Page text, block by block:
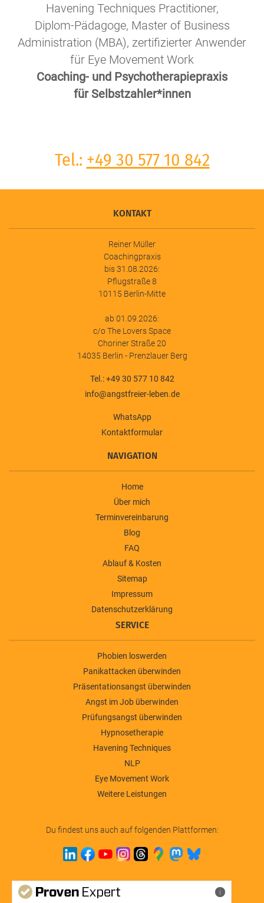
Havening Techniques Practitioner,
Diplom-Pädagoge, Master of Business
Administration (MBA), zertifizierter Anwender
für Eye Movement Work
Coaching- und Psychotherapiepraxis
für Selbstzahler*innen
Tel.: +49 30 577 10 842
KONTAKT
Reiner Müller
Coachingpraxis
bis 31.08.2026:
Pflugstraße 8
10115 Berlin-Mitte
ab 01.09.2026:
c/o The Lovers Space
Choriner Straße 20
14035 Berlin - Prenzlauer Berg
Tel.: +49 30 577 10 842
info@angstfreier-leben.de
WhatsApp
Kontaktformular
NAVIGATION
Home
Über mich
Terminvereinbarung
Blog
FAQ
Ablauf & Kosten
Sitemap
Impressum
Datenschutzerklärung
SERVICE
Phobien loswerden
Panikattacken überwinden
Präsentationsangst überwinden
Angst im Job überwinden
Prüfungsangst überwinden
Hypnosetherapie
Havening Techniques
NLP
Eye Movement Work
Weitere Leistungen
Du findest uns auch auf folgenden Plattformen: